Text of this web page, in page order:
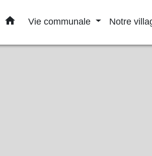
home Vie communale Notre